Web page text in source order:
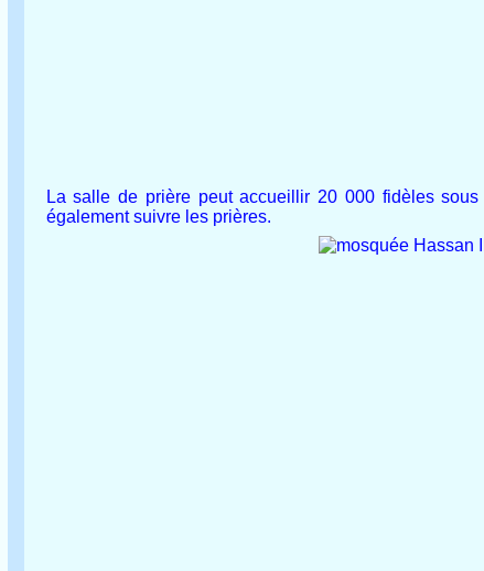
La salle de prière peut accueillir 20 000 fidèles
également suivre les prières.